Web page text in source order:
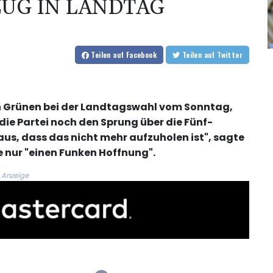
IN LANDTAG
Teilen auf Facebook Teilen auf Twitter
bei der Landtagswahl vom Sonntag,
Partei noch den Sprung über die Fünf-
dass das nicht mehr aufzuholen ist", sagte
nur "einen Funken Hoffnung".
Anzeige